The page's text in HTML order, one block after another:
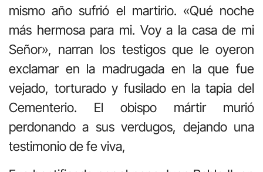
mismo año sufrió el martirio. «Qué noche
más hermosa para mi. Voy a la casa de mi
Señor», narran los testigos que le oyeron
exclamar en la madrugada en la que fue
vejado, torturado y fusilado en la tapia del
Cementerio. El obispo mártir murió
perdonando a sus verdugos, dejando una
testimonio de fe viva,